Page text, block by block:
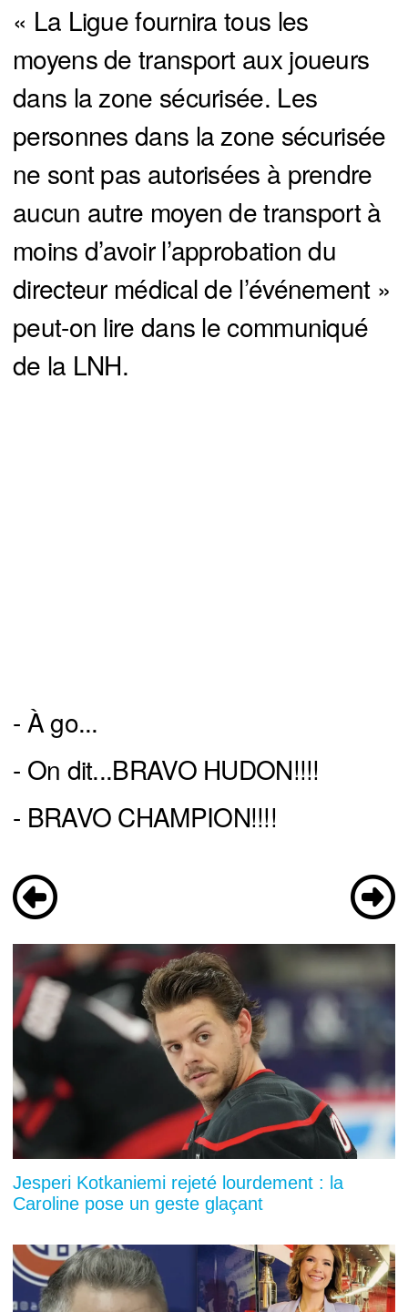
« La Ligue fournira tous les
moyens de transport aux joueurs
dans la zone sécurisée. Les
personnes dans la zone sécurisée
ne sont pas autorisées à prendre
aucun autre moyen de transport à
moins d’avoir l’approbation du
directeur médical de l’événement »
peut-on lire dans le communiqué
de la LNH.
- À go...
- On dit...BRAVO HUDON!!!!
- BRAVO CHAMPION!!!!
Jesperi Kotkaniemi rejeté lourdement : la
Caroline pose un geste glaçant